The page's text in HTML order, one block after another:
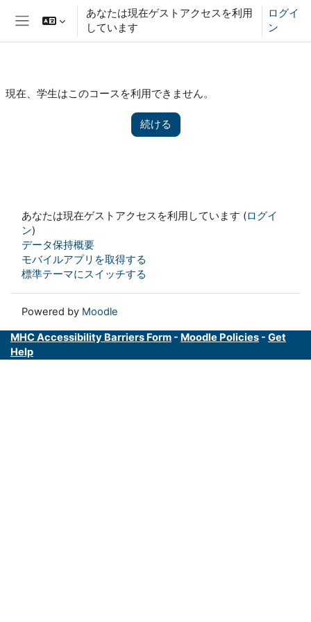
メインコンテンツへスキップする
サイドパネル
あなたは現在ゲストアクセスを利用
しています
ログイ
ン
現在、学生はこのコースを利用できません。
続ける
あなたは現在ゲストアクセスを利用しています (ログイ
ン)
データ保持概要
モバイルアプリを取得する
標準テーマにスイッチする
Powered by Moodle
MHC Accessibility Barriers Form - Moodle Policies - Get
Help